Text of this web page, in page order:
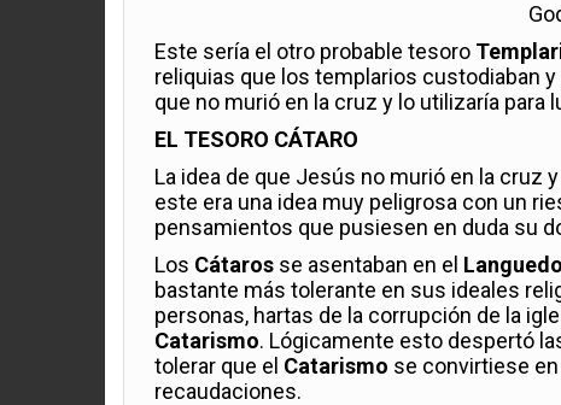
Este sería el otro probable tesoro
reliquias que los templarios custodiaban
que no murió en la cruz y lo utilizaría
EL TESORO CÁTARO
La idea de que Jesús no murió en la cruz
este era una idea muy peligrosa con un
pensamientos que pusiesen en duda su
Los Cátaros se asentaban en el
bastante más tolerante en sus ideales
personas, hartas de la corrupción de la
Catarismo. Lógicamente esto despertó
tolerar que el Catarismo se convirtiese
recaudaciones.